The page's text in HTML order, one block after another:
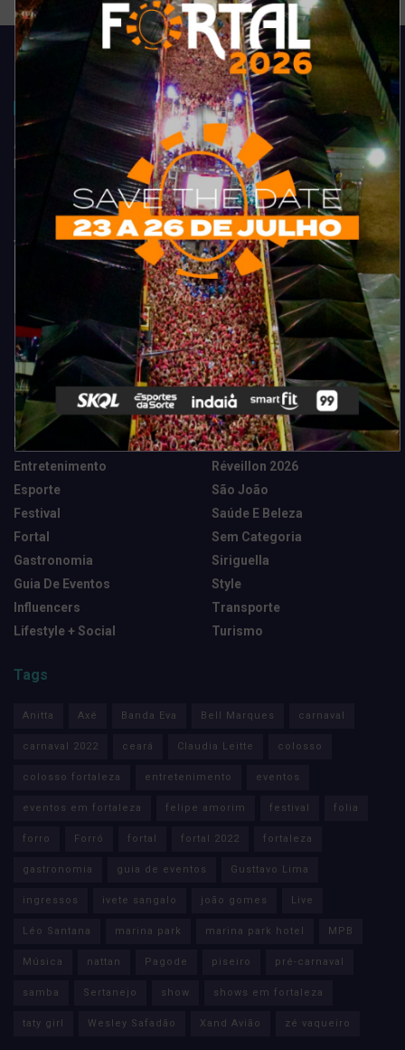
Acompanhe todas as novidades do entretenimento na região de
Fortaleza. Dicas, promoções, coberturas exclusivas e muito mais.
Categorias
Camarote Vip Junino
Cidade
Destaques
Entretenimento
Esporte
Festival
Fortal
Gastronomia
Guia De Eventos
Influencers
Lifestyle + Social
Marketing E Negócios
Música
News Tech
Réveillon 2026
São João
Saúde E Beleza
Sem Categoria
Siriguella
Style
Transporte
Turismo
Tags
Anitta Axé Banda Eva Bell Marques carnaval
carnaval 2022 ceará Claudia Leitte colosso
colosso fortaleza entretenimento eventos
eventos em fortaleza felipe amorim festival folia
forro Forró fortal fortal 2022 fortaleza
gastronomia guia de eventos Gusttavo Lima
ingressos ivete sangalo joão gomes Live
Léo Santana marina park marina park hotel MPB
Música nattan Pagode piseiro pré-carnaval
samba Sertanejo show shows em fortaleza
taty girl Wesley Safadão Xand Avião zé vaqueiro